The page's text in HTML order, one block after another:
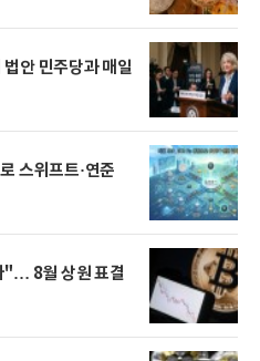
안 민주당과 매일
스위프트·연준
"… 8월 상원 표결